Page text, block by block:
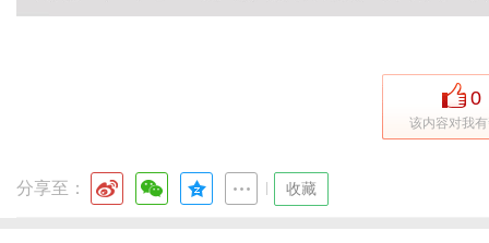
0
该内容对我
分享至： 收藏